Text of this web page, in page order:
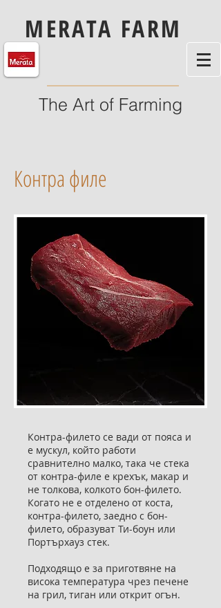
MERATA FARM
The Art of Farming
Контра филе
Контра-филето се вади от пояса и
е мускул, който работи
сравнително малко, така че стека
от контра-филе е крехък, макар и
не толкова, колкото бон-филето.
Когато не е отделено от коста,
контра-филето, заедно с бон-
филето, образуват Ти-боун или
Портърхауз стек.
Подходящо е за приготвяне на
висока температура чрез печене
на грил, тиган или открит огън.